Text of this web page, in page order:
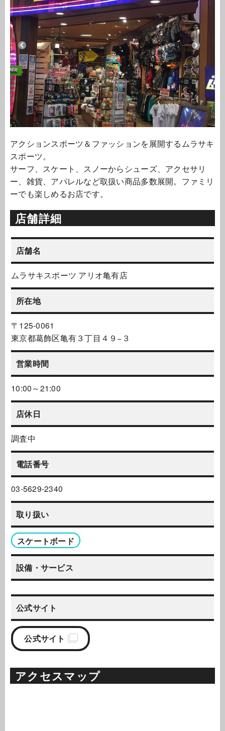
アクションスポーツ＆ファッションを展開するムラサキ
スポーツ。
サーフ、スケート、スノーからシューズ、アクセサリ
ー、雑貨、アパレルなど取扱い商品多数展開。ファミリ
ーでも楽しめるお店です。
店舗詳細
店舗名
ムラサキスポーツ アリオ亀有店
所在地
〒125-0061
東京都葛飾区亀有３丁目４９−３
営業時間
10:00～21:00
店休日
調査中
電話番号
03-5629-2340
取り扱い
スケートボード
設備・サービス
公式サイト
公式サイト
アクセスマップ